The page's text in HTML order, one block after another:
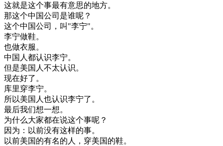
这就是这个事最有意思的地方。
那这个中国公司 是谁呢 ？
这个中国公司 ， 叫 "李宁"。
李宁做鞋。
也做衣服。
中国人都认识李宁。
但是美国 人不太认识。
现在好了。
库里穿李宁。
所以美国 人也认识李宁了。
最后我们想一想。
为什么大家都在说这个事呢 ？
因为 ： 以前没有这样的事。
以前美国的有名的人 ， 穿美国的鞋。